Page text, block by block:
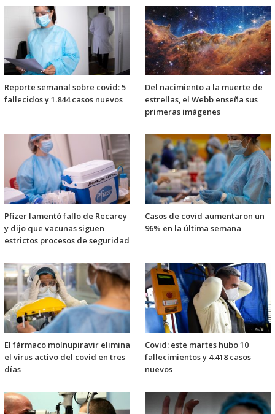
Reporte semanal sobre covid: 5
fallecidos y 1.844 casos nuevos
Del nacimiento a la muerte de
estrellas, el Webb enseña sus
primeras imágenes
Pfizer lamentó fallo de Recarey
y dijo que vacunas siguen
estrictos procesos de seguridad
Casos de covid aumentaron un
96% en la última semana
El fármaco molnupiravir elimina
el virus activo del covid en tres
días
Covid: este martes hubo 10
fallecimientos y 4.418 casos
nuevos